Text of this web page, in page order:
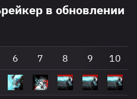
в обновлении
6 7 8 9 10